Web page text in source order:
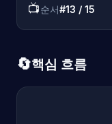
📺순서#13 / 15
🔄핵심 흐름